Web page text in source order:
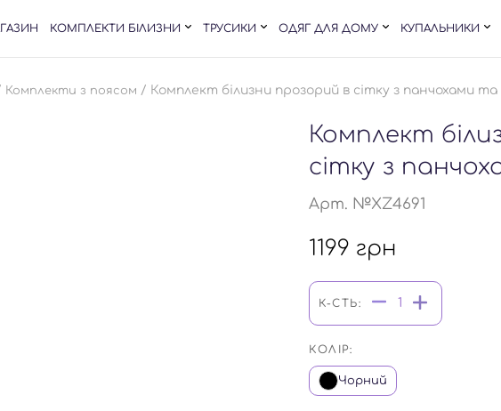
КОМПЛЕКТИ БІЛИЗНИ ТРУСИКИ ОДЯГ ДЛЯ ДОМУ КУПАЛЬНИКИ
Комплекти з поясом / Комплект білизни прозорий в сітку з панчохами
Комплект
сітку з
Арт. №XZ4691
1199 грн
К-СТЬ:
КОЛІР:
Чорний